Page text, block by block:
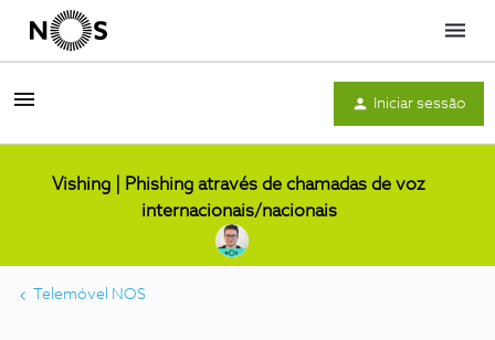
Menu
Iniciar sessão
Vishing | Phishing através de chamadas de voz
internacionais/nacionais
Telemóvel NOS